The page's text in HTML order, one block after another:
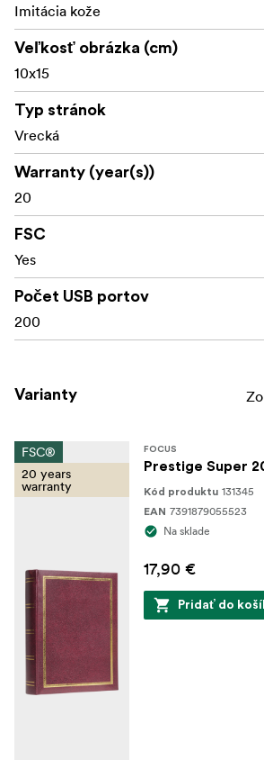
Imitácia kože
Veľkosť obrázka (cm)
10x15
Typ stránok
Vrecká
Warranty (year(s))
20
FSC
Yes
Počet USB portov
200
Varianty
FSC®
20 years
warranty
FOCUS
Prestige Super
Kód produktu 131345
EAN 7391879055523
Na sklade
17,90 €
Pridať do